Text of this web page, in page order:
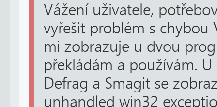
Vážení uživatele,
vyřešit problém s chybou
mi zobrazuje u dvou
překládám a používám.
Defrag a Smagit se
unhandled win32